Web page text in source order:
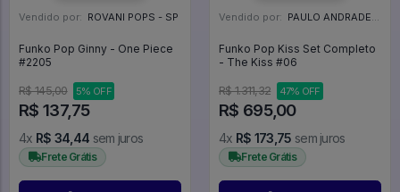
Vendido por: ROVANI POPS - SP
Funko Pop Ginny - One Piece
#2205
R$ 145,00 5% OFF
R$ 137,75
4x R$ 34,44 sem juros
Frete Grátis
Vendido por: PAULO ANDRADE - RJ
Funko Pop Kiss Set Completo
- The Kiss #06
R$ 1.311,32 47% OFF
R$ 695,00
4x R$ 173,75 sem juros
Frete Grátis